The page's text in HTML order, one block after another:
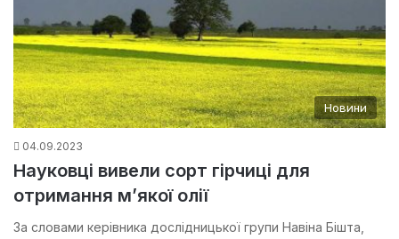
Новини
04.09.2023
Науковці вивели сорт гірчиці для
отримання м’якої олії
За словами керівника дослідницької групи Навіна Бішта,